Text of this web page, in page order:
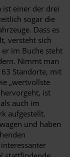
ist einer der drei
sogar die
Dass es
versteht sich
im Buche steht
Nimmt man
Standorte, mit
„wertvollste
ist
auch im
aufgestellt.
und haben